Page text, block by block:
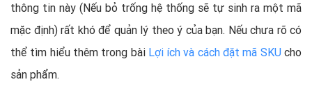
thông tin này (Nếu bỏ trống hệ thống sẽ tự sinh ra một mã
mặc định) rất khó để quản lý theo ý của bạn. Nếu chưa rõ có
thể tìm hiểu thêm trong bài Lợi ích và cách đặt mã SKUcho
sản phẩm.